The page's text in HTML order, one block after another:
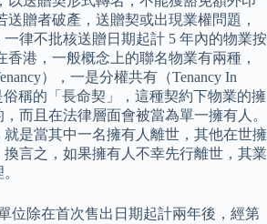
送贈者破產，送贈契或出現業權問題，
律不批核送贈日期起計 5 年內的物業按
香港，一般概念上的聯名物業有兩種，
），一是分權共有（Tenancy In
俗稱的「長命契」，這種契約下物業的擁
而且在法律層面會被當為單一擁有人。
是當其中一名擁有人離世，其他在世擁
言之，如果擁有人不幸先行離世，其業
位除在首次售出日期起計兩年後，經第